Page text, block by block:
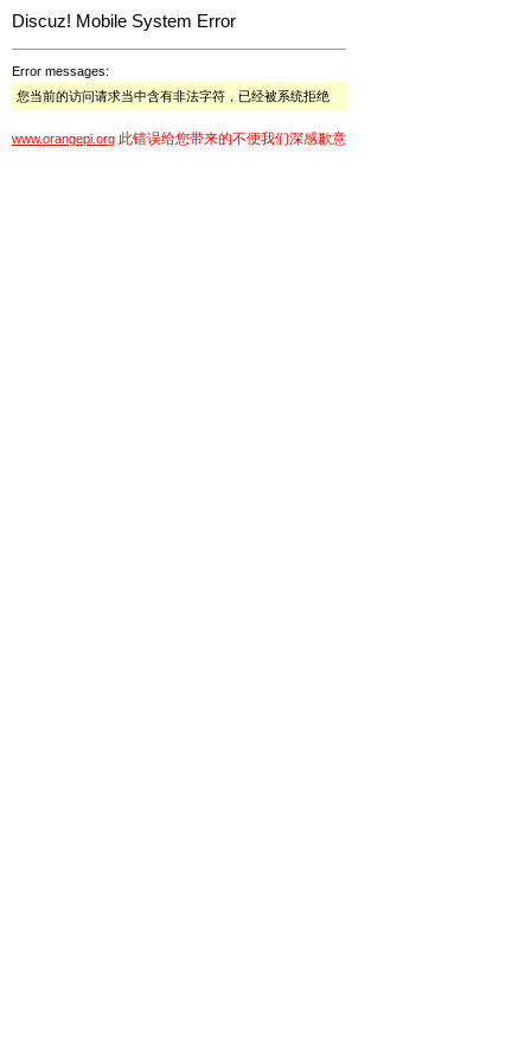
Discuz! Mobile System Error
Error messages:
您当前的访问请求当中含有非法字符，已经被系统拒绝
www.orangepi.org 此错误给您带来的不便我们深感歉意